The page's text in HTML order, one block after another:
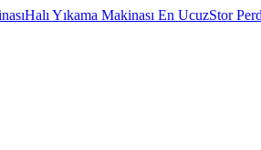
Yıkama Makinası En UcuzStor Perde Nasıl